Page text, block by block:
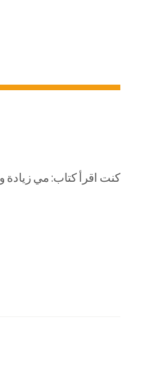
كنت اقرأ كتاب: مي زيادة وأعلام عصرها